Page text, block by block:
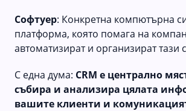
Софтуер: Конкретна компютърна
платформа, която помага на
автоматизират и организират тази
С една дума: CRM е централно
събира и анализира цялата
вашите клиенти и